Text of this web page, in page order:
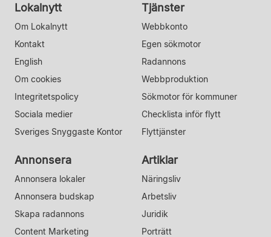
Lokalnytt
Om Lokalnytt
Kontakt
English
Om cookies
Integritetspolicy
Sociala medier
Sveriges Snyggaste Kontor
Tjänster
Webbkonto
Egen sökmotor
Radannons
Webbproduktion
Sökmotor för kommuner
Checklista inför flytt
Flyttjänster
Annonsera
Annonsera lokaler
Annonsera budskap
Skapa radannons
Content Marketing
Artiklar
Näringsliv
Arbetsliv
Juridik
Porträtt